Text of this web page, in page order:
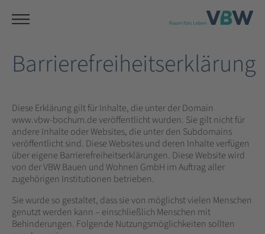
Barrierefreiheitserklärung
Diese Erklärung gilt für Inhalte, die unter der Domain
www.vbw-bochum.de veröffentlicht wurden. Sie gilt nicht für
andere Inhalte oder Websites, die unter den Subdomains
veröffentlicht sind. Diese Websites und deren Inhalte verfügen
über eigene Barrierefreiheitserklärungen. Diese Website wird
von der VBW Bauen und Wohnen GmbH im Auftrag aller
zugehörigen Institutionen betrieben.
Sie wurde so gestaltet, dass sie von möglichst vielen Menschen
genutzt werden kann – einschließlich Menschen mit
Behinderungen. Folgende Nutzungsmöglichkeiten sollten